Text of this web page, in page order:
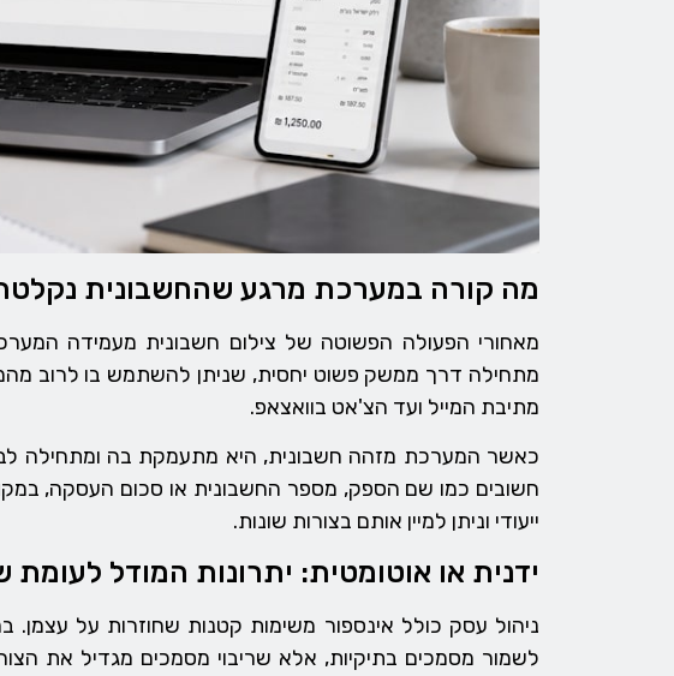
מה קורה במערכת מרגע שהחשבונית
מאחורי הפעולה הפשוטה של צילום חשבונית מעמידה
מתחילה דרך ממשק פשוט יחסית, שניתן להשתמש בו לרוב
מתיבת המייל ועד הצ'אט בוואצאפ.
כאשר המערכת מזהה חשבונית, היא מתעמקת בה ומתחילה
חשובים כמו שם הספק, מספר החשבונית או סכום העסקה,
ייעודי וניתן למיין אותם בצורות שונות.
ידנית או אוטומטית: יתרונות המודל לעומת
ניהול עסק כולל אינספור משימות קטנות שחוזרות על
לשמור מסמכים בתיקיות, אלא שריבוי מסמכים מגדיל את